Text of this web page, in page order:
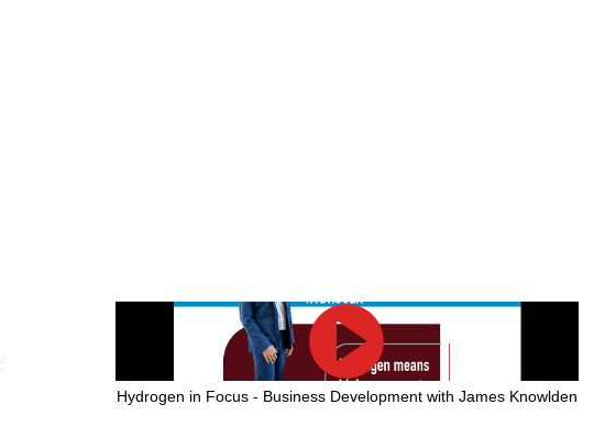
Hydrogen in Focus - Business Development with James Knowlden